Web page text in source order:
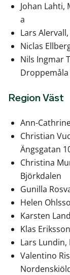
Johan Lahti,
a
Lars
Niclas
Nils Ingmar
Region Väst
Ann-
Christian
Ängsgatan
Christina
Björkdalen
Gunilla
Helen
Karsten
Klas
Lars Lundin,
Valentino